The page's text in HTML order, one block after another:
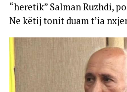
“heretik” Salman Ruzhdi,
Ne këtij tonit duam t’ia